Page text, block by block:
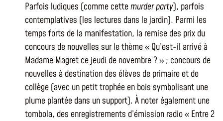
Parfois ludiques (comme cettemurder party), parfois
contemplatives (les lectures dans le jardin). Parmi les
temps forts de la manifestation, la remise des prix du
concours de nouvelles sur le thème « Qu’est-il arrivé à
Madame Magret ce jeudi de novembre ? » ; concours de
nouvelles à destination des élèves de primaire et de
collège (avec un petit trophée en bois symbolisant une
plume plantée dans un support). À noter également une
tombola, des enregistrements d’émission radio « Entre 2